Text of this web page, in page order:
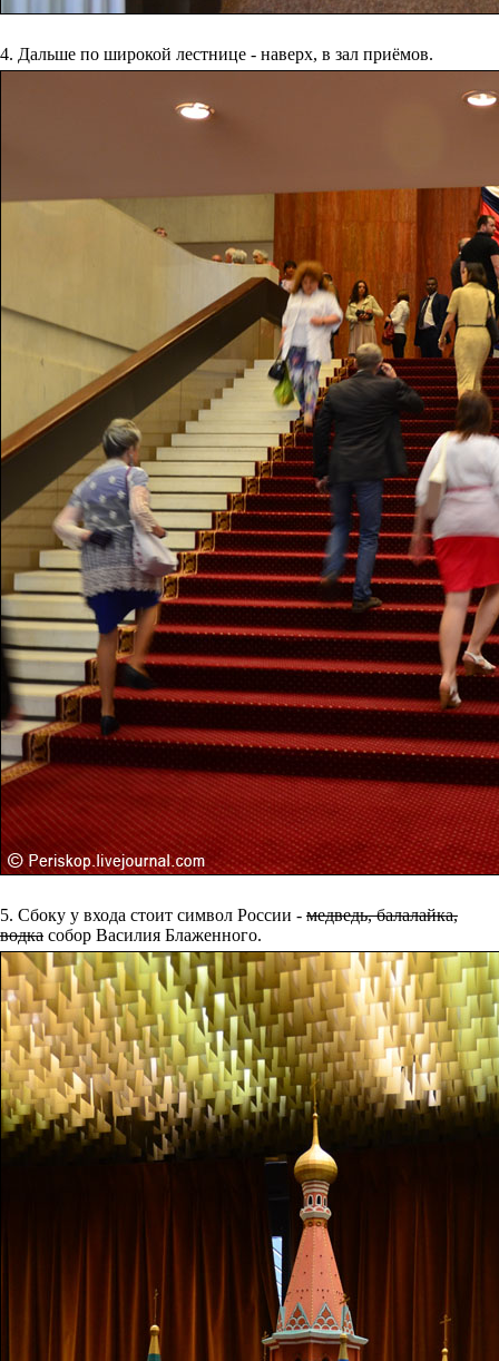
4. Дальше по широкой лестнице - наверх, в зал приёмов.
5. Сбоку у входа стоит символ России - медведь, балалайка,
водка собор Василия Блаженного.